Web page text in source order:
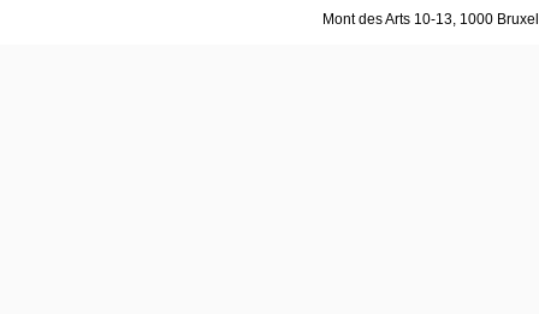
Mont des Arts 10-13, 1000